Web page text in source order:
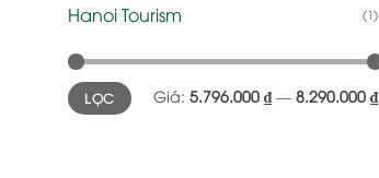
Hanoi Tourism
(1)
Giá
tối
thiểu
Giá
tối
đa
LỌC Giá: 5.796.000 ₫— 8.290.000 ₫